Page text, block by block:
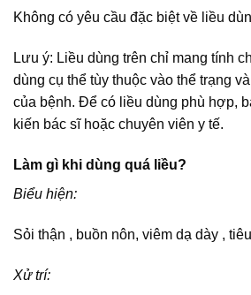
Không có yêu cầu đặc biệt về liều
Lưu ý: Liều dùng trên chỉ mang tính
dùng cụ thể tùy thuộc vào thể trạng
của bệnh. Để có liều dùng phù hợp,
kiến bác sĩ hoặc chuyên viên y tế.
Làm gì khi dùng quá liều?
Biểu hiện:
Sỏi thận , buồn nôn, viêm dạ dày ,
Xử trí: